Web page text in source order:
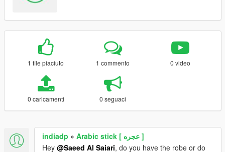
1 file piaciuto 1 commento 0 video
0 caricamenti 0 seguaci
indiadp »
Arabic stick [ عجره ]
Hey @Saeed Al Saiari, do you have the robe or do